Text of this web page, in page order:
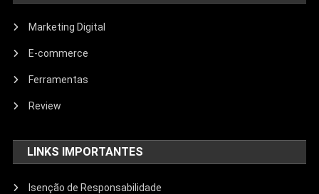
Marketing Digital
E-commerce
Ferramentas
Review
LINKS IMPORTANTES
Isenção de Responsabilidade